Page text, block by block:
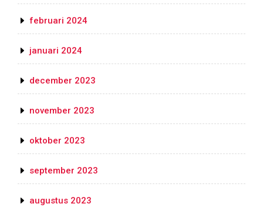
februari 2024
januari 2024
december 2023
november 2023
oktober 2023
september 2023
augustus 2023